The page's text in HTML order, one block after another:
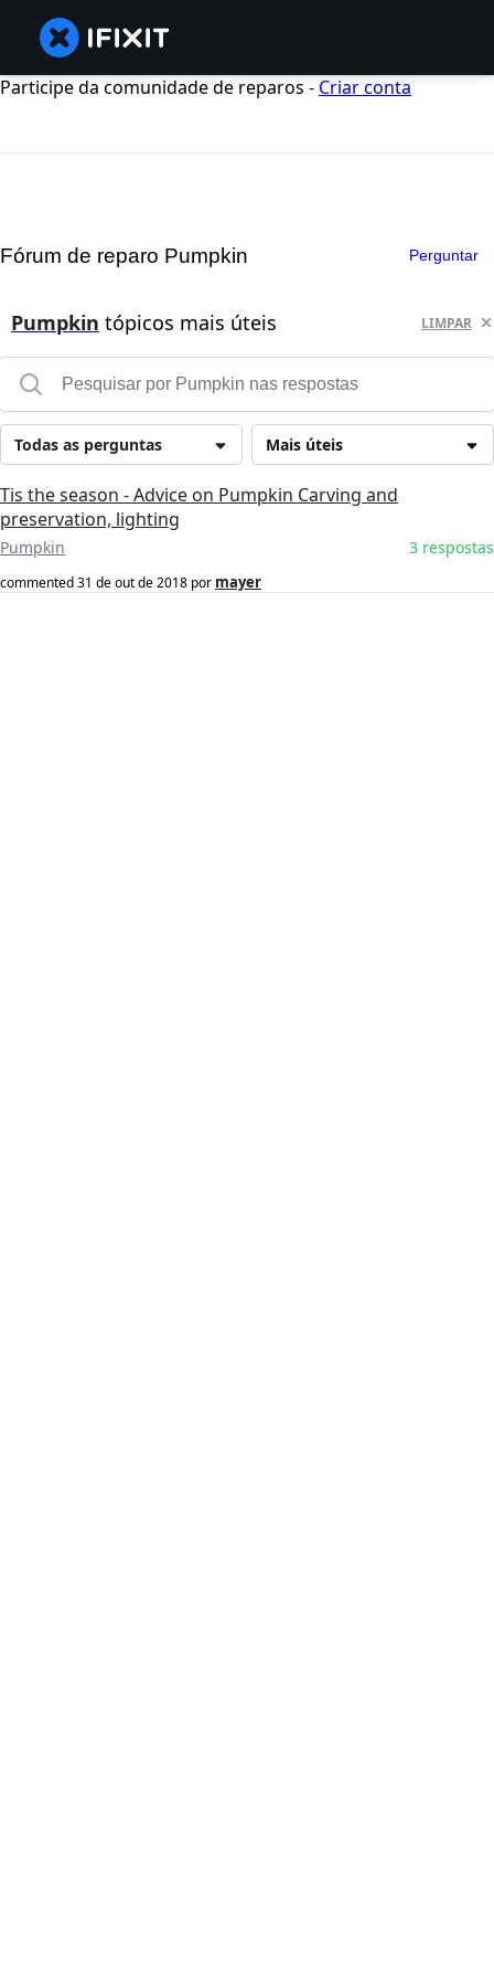
Participe da comunidade de reparos - Criar conta
Fórum de reparo Pumpkin Perguntar
Pumpkin tópicos mais úteis LIMPAR
Mais úteis
Todas as perguntas
Tis the season - Advice on Pumpkin Carving and
preservation, lighting
Pumpkin 3 respostas
commented31 de out de 2018 por mayer